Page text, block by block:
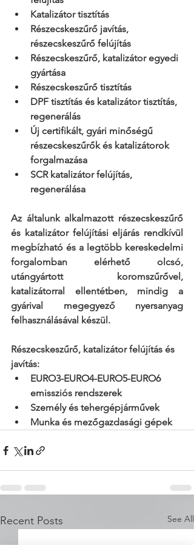
Katalizátor tisztítás
Részecskeszűrő javítás,
részecskeszűrő felújítás
Részecskeszűrő, katalizátor egyedi
gyártása
Részecskeszűrő tisztítás
DPF tisztítás és katalizátor tisztítás,
regenerálás
Új certifikált, gyári minőségű
részecskeszűrők és katalizátorok
forgalmazása
SCR katalizátor felújítás,
regenerálása
Az általunk alkalmazott részecskeszűrő
és katalizátor felújítási eljárás rendkívül
megbízható és a legtöbb kereskedelmi
forgalomban elérhető olcsó,
utángyártott koromszűrővel,
katalizátorral ellentétben, mindig a
gyárival megegyező nyersanyag
felhasználásával készül.
Részecskeszűrő, katalizátor felújítás és
javítás:
EURO3-EURO4-EURO5-EURO6
emissziós rendszerek
Személy és tehergépjárművek
Munka és mezőgazdasági gépek
Recent Posts See All